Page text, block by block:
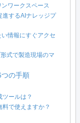
ワークスペース
するAIナレッジプ
情報にすぐアクセ
式で製造現場のマ
の手順
ールは？
で使えますか？